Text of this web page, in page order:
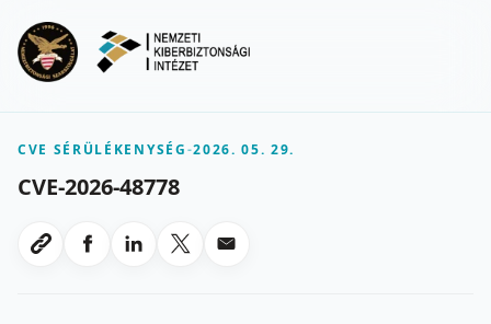
CVE SÉRÜLÉKENYSÉG-2026. 05. 29.
CVE-2026-48778
Link masolasa
Megosztas Facebookon
Megosztas LinkedInen
Megosztas X-en
Megosztas emailben